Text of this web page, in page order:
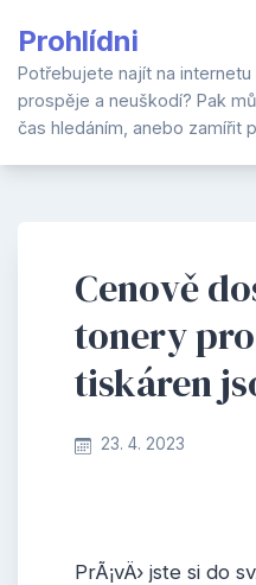
content
Prohlídni
Potřebujete najít na
prospěje a neuškodí? Pak
čas hledáním, anebo zamířit
Cenově
tonery
tiskáren
23. 4. 2023
PrÃ¡vÄ› jste si do